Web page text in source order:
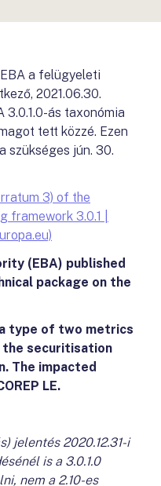
a felügyeleti
2021.06.30.
3.0.1.0-ás taxonómia
tett közzé. Ezen
szükséges jún. 30.
3) of the
3.0.1 |
(EBA) published
package on the
type of two metrics
the securitisation
The impacted
LE.
jelentés 2020.12.31-i
is a 3.0.1.0
nem a 2.10-es